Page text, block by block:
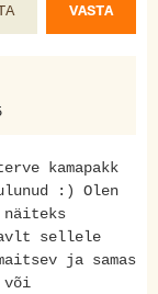
VASTA
kamapakk
:) Olen
sellele
ja samas
või